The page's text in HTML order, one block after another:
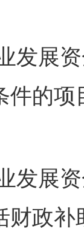
展资
件的
展资
财政